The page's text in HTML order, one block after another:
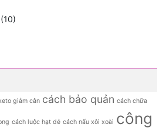
(10)
giảm cân cách bảo quản cách chữa
cách luộc hạt dẻ cách nấu xôi xoài công